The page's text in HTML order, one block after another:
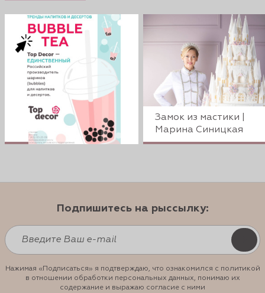
Замок из мастики |
Марина Синицкая
Подпишитесь на рыссылку:
Нажимая «Подписаться» я подтверждаю, что ознакомился с политикой
в отношении обработки персональных данных, понимаю их
содержание и выражаю согласие с ними